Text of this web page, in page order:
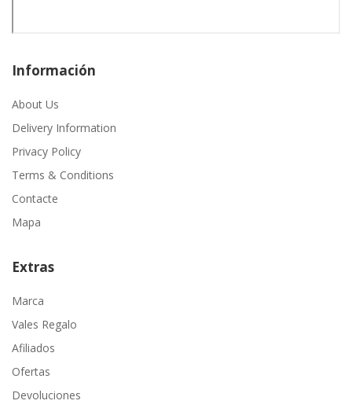
Información
About Us
Delivery Information
Privacy Policy
Terms & Conditions
Contacte
Mapa
Extras
Marca
Vales Regalo
Afiliados
Ofertas
Devoluciones